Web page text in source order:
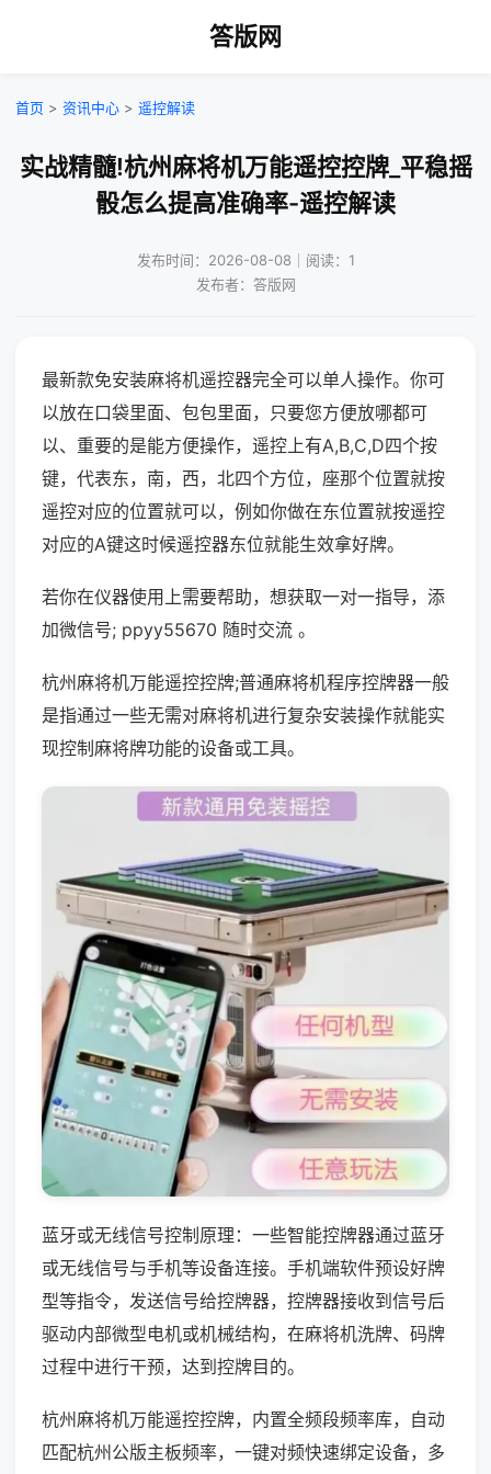
答版网
首页 > 资讯中心 > 遥控解读
实战精髓!杭州麻将机万能遥控控牌_平稳摇
骰怎么提高准确率-遥控解读
发布时间：2026-08-08｜阅读：1
发布者：答版网
最新款免安装麻将机遥控器完全可以单人操作。你可
以放在口袋里面、包包里面，只要您方便放哪都可
以、重要的是能方便操作，遥控上有A,B,C,D四个按
键，代表东，南，西，北四个方位，座那个位置就按
遥控对应的位置就可以，例如你做在东位置就按遥控
对应的A键这时候遥控器东位就能生效拿好牌。
若你在仪器使用上需要帮助，想获取一对一指导，添
加微信号; ppyy55670 随时交流 。
杭州麻将机万能遥控控牌;普通麻将机程序控牌器一般
是指通过一些无需对麻将机进行复杂安装操作就能实
现控制麻将牌功能的设备或工具。
蓝牙或无线信号控制原理：一些智能控牌器通过蓝牙
或无线信号与手机等设备连接。手机端软件预设好牌
型等指令，发送信号给控牌器，控牌器接收到信号后
驱动内部微型电机或机械结构，在麻将机洗牌、码牌
过程中进行干预，达到控牌目的。
杭州麻将机万能遥控控牌，内置全频段频率库，自动
匹配杭州公版主板频率，一键对频快速绑定设备，多